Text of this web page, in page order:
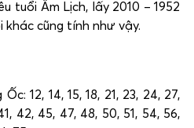
tuổi Âm Lịch, lấy 2010 – 1952
khác cũng tính như vậy.
12, 14, 15, 18, 21, 23, 24, 27,
42, 45, 47, 48, 50, 51, 54, 56,